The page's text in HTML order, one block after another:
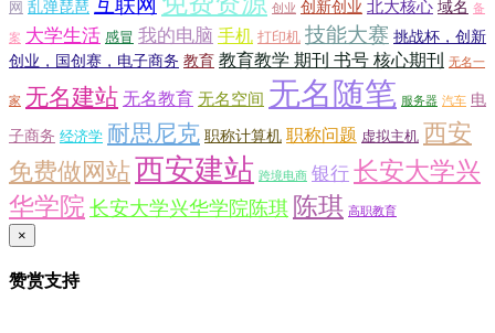
网 乱弹琵琶 创业 创新创业 北大核心 域名 备
案 大学生活 感冒 我的电脑 手机 打印机 技能大赛 挑战杯，创新
创业，国创赛，电子商务 教育 教育教学 期刊 书号 核心期刊 无名一
家 无名建站 无名教育 无名空间 无名随笔 服务器 汽车 电
子商务 经济学 耐思尼克 职称计算机 职称问题 虚拟主机 西安
免费做网站 西安建站 跨境电商 银行 长安大学兴
华学院 长安大学兴华学院陈琪 陈琪 高职教育
×
赞赏支持